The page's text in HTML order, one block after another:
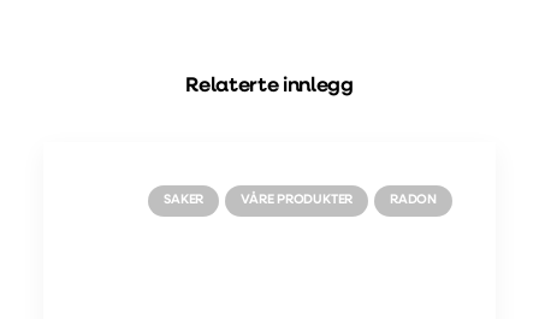
Relaterte innlegg
SAKER VÅRE PRODUKTER RADON